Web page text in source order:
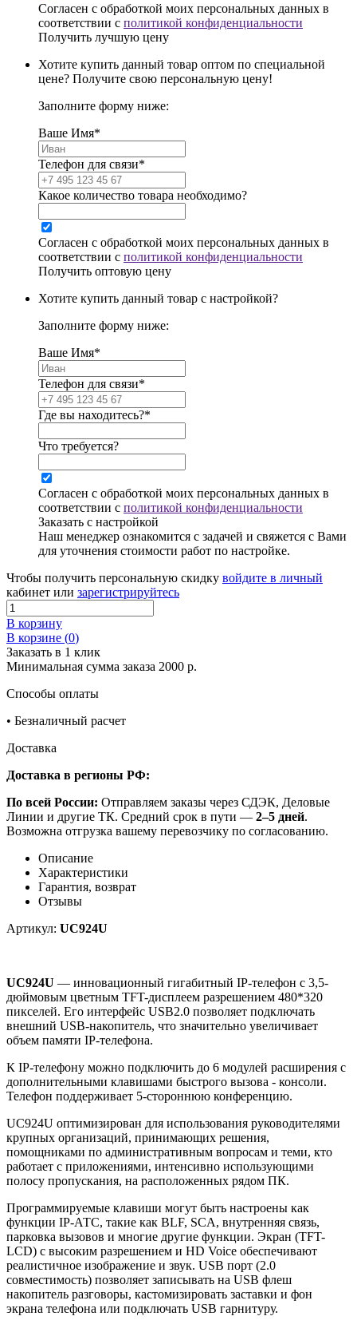
Согласен с обработкой моих персональных данных в
соответствии с политикой конфиденциальности
Получить лучшую цену
Хотите купить данный товар оптом по специальной
цене? Получите свою персональную цену!
Заполните форму ниже:
Ваше Имя*
Телефон для связи*
Какое количество товара необходимо?
Согласен с обработкой моих персональных данных в
соответствии с политикой конфиденциальности
Получить оптовую цену
Хотите купить данный товар с настройкой?
Заполните форму ниже:
Ваше Имя*
Телефон для связи*
Где вы находитесь?*
Что требуется?
Согласен с обработкой моих персональных данных в
соответствии с политикой конфиденциальности
Заказать с настройкой
Наш менеджер ознакомится с задачей и свяжется с Вами
для уточнения стоимости работ по настройке.
Чтобы получить персональную скидку войдите в личный
кабинет или зарегистрируйтесь
В корзину
В корзине (0)
Заказать в 1 клик
Минимальная сумма заказа 2000 р.
Способы оплаты
• Безналичный расчет
Доставка
Доставка в регионы РФ:
По всей России: Отправляем заказы через СДЭК, Деловые
Линии и другие ТК. Средний срок в пути — 2–5 дней.
Возможна отгрузка вашему перевозчику по согласованию.
Описание
Характеристики
Гарантия, возврат
Отзывы
Артикул: UC924U
UC924U — инновационный гигабитный IP-телефон с 3,5-
дюймовым цветным TFT-дисплеем разрешением 480*320
пикселей. Его интерфейс USB2.0 позволяет подключать
внешний USB-накопитель, что значительно увеличивает
объем памяти IP-телефона.
К IP-телефону можно подключить до 6 модулей расширения с
дополнительными клавишами быстрого вызова - консоли.
Телефон поддерживает 5-стороннюю конференцию.
UC924U оптимизирован для использования руководителями
крупных организаций, принимающих решения,
помощниками по административным вопросам и теми, кто
работает с приложениями, интенсивно использующими
полосу пропускания, на расположенных рядом ПК.
Программируемые клавиши могут быть настроены как
функции IP-АТС, такие как BLF, SCA, внутренняя связь,
парковка вызовов и многие другие функции. Экран (TFT-
LCD) с высоким разрешением и HD Voice обеспечивают
реалистичное изображение и звук. USB порт (2.0
совместимость) позволяет записывать на USB флеш
накопитель разговоры, кастомизировать заставки и фон
экрана телефона или подключать USB гарнитуру.